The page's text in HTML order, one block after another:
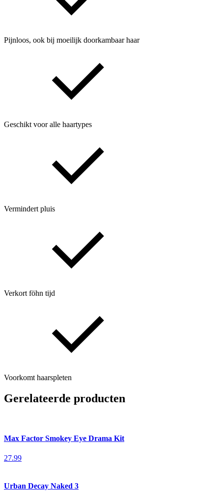
Pijnloos, ook bij moeilijk doorkambaar haar
Geschikt voor alle haartypes
Vermindert pluis
Verkort föhn tijd
Voorkomt haarspleten
Gerelateerde producten
Max Factor Smokey Eye Drama Kit
27.99
Urban Decay Naked 3